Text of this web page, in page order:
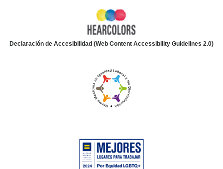
Declaración de Accesibilidad (Web Content Accessibility Guidelines 2.0)